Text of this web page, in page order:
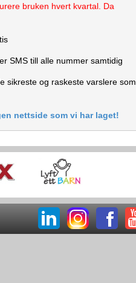
bruken hvert kvartal. Da
SMS till alle nummer samtidig
sikreste og raskeste varslere som
nettside som vi har laget!